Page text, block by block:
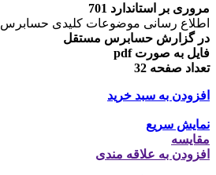
مروری بر استاندارد 701
اطلاع رسانی موضوعات کلیدی حسابرس
در گزارش حسابرس مستقل
فایل به صورت pdf
تعداد صفحه 32
افزودن به سبد خرید
نمایش سریع
مقايسه
افزودن به علاقه مندی